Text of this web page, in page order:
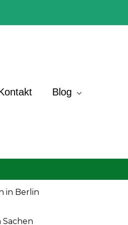
Blog
in Berlin